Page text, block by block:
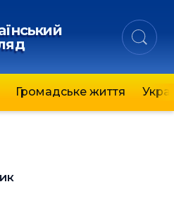
Громадське життя